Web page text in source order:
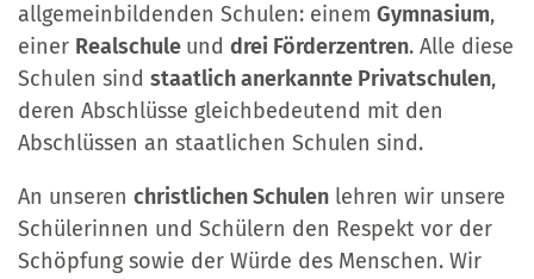
allgemeinbildenden Schulen: einem Gymnasium,
einer Realschule und drei Förderzentren. Alle diese
Schulen sind staatlich anerkannte Privatschulen,
deren Abschlüsse gleichbedeutend mit den
Abschlüssen an staatlichen Schulen sind.
An unseren christlichen Schulen lehren wir unsere
Schülerinnen und Schülern den Respekt vor der
Schöpfung sowie der Würde des Menschen. Wir